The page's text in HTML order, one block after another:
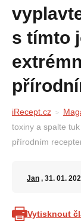
s tímto
iRecept.cz
toxiny a spalte
přírodním
Jan , 31. 01.
Vytisknout